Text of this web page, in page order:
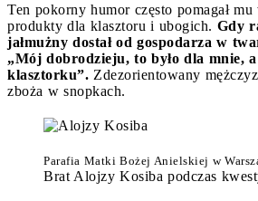
Ten pokorny humor często pomagał
produkty dla klasztoru i ubogich. Gdy
jałmużny dostał od gospodarza w
„Mój dobrodzieju, to było dla mnie,
klasztorku”. Zdezorientowany
zboża w snopkach.
Parafia Matki Bożej Anielskiej w
Brat Alojzy Kosiba podczas